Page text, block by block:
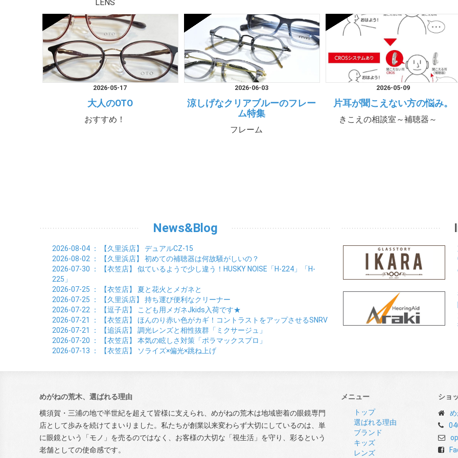
LENS
2026-05-17
大人のOTO
おすすめ！
2026-06-03
涼しげなクリアブルーのフレー
ム特集
フレーム
2026-05-09
片耳が聞こえない方の悩み。
きこえの相談室～補聴器～
News&Blog
2026-08-04 ： 【久里浜店】 デュアルCZ-15
2026-08-02 ： 【久里浜店】 初めての補聴器は何故騒がしいの？
2026-07-30 ： 【衣笠店】 似ているようで少し違う！HUSKY NOISE「H-224」「H-
225」
2026-07-25 ： 【衣笠店】 夏と花火とメガネと
2026-07-25 ： 【久里浜店】 持ち運び便利なクリーナー
2026-07-22 ： 【逗子店】
こども用メガネJkids入荷です★
2026-07-21
： 【衣笠店】 ほんのり赤い色がカギ！コントラストをアップさせるSNRV
2026-07-21
： 【追浜店】 調光レンズと相性抜群「ミクサージュ」
2026-07-20 ： 【衣笠店】 本気の眩しさ対策「ポラマックスプロ」
2026-07-13 ： 【衣笠店】 ソライズ×偏光×跳ね上げ
めがねの荒木、選ばれる理由
横須賀・三浦の地で半世紀を超えて皆様に支えられ、めがねの荒木は地域密着の眼鏡専門
店として歩みを続けてまいりました。私たちが創業以来変わらず大切にしているのは、単
に眼鏡という「モノ」を売るのではなく、お客様の大切な「視生活」を守り、彩るという
老舗としての使命感です。
メニュー
トップ
選ばれる理由
ブランド
キッズ
レンズ
ショ